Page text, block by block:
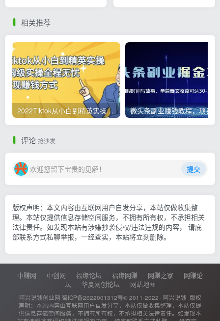
相关推荐
2022Tiktok从小白到精英实操，0-1保姆级实操全程无忧，多种变现赚钱方式
评论 抢沙发
欢迎您留下宝贵的见解！ 提交
版权声明：本文内容由互联网用户自发分享，本站仅做收集整
理。本站仅提供信息存储空间服务，不拥有所有权，不承担相关
法律责任。如发现本站有涉嫌抄袭侵权/违法违规的内容， 请底
部联系方式私聊举报，一经查实，本站将立刻删除。
中赚网 中创网 福缘论坛 福缘网赚 网赚之家
网赚论
坛
华夏网创论坛 网站地图
阿兴说钱创业网 蜀ICP备2022001312号© 2011-2022 · 阿兴说钱 版权
声明：本站内容由互联网用户自发分享，本站仅做收集整理，本站仅提
供信息存储空间服务，不拥有所有权，不承担相关法律责任。如发现本